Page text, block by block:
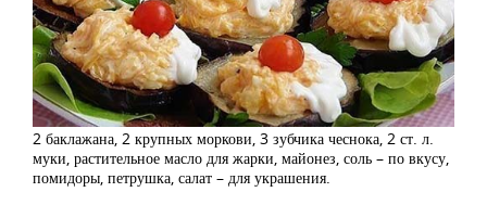
2 баклажана, 2 крупных моркови, 3 зубчика чеснока, 2 ст. л.
муки, растительное масло для жарки, майонез, соль – по вкусу,
помидоры, петрушка, салат – для украшения.